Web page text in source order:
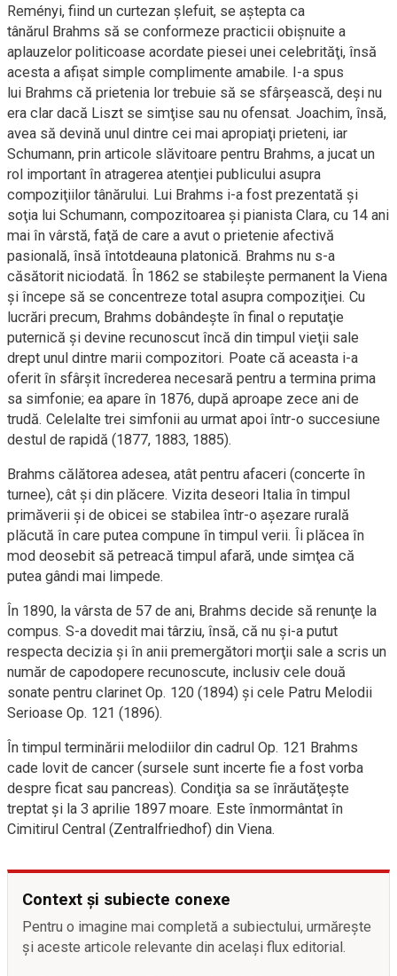
Reményi, fiind un curtezan şlefuit, se aştepta ca
tânărul Brahms să se conformeze practicii obişnuite a
aplauzelor politicoase acordate piesei unei celebrităţi, însă
acesta a afişat simple complimente amabile. I-a spus
lui Brahms că prietenia lor trebuie să se sfârşească, deşi nu
era clar dacă Liszt se simţise sau nu ofensat. Joachim, însă,
avea să devină unul dintre cei mai apropiaţi prieteni, iar
Schumann, prin articole slăvitoare pentru Brahms, a jucat un
rol important în atragerea atenţiei publicului asupra
compoziţiilor tânărului. Lui Brahms i-a fost prezentată şi
soţia lui Schumann, compozitoarea şi pianista Clara, cu 14 ani
mai în vârstă, faţă de care a avut o prietenie afectivă
pasională, însă întotdeauna platonică. Brahms nu s-a
căsătorit niciodată. În 1862 se stabileşte permanent la Viena
şi începe să se concentreze total asupra compoziţiei. Cu
lucrări precum, Brahms dobândeşte în final o reputaţie
puternică şi devine recunoscut încă din timpul vieţii sale
drept unul dintre marii compozitori. Poate că aceasta i-a
oferit în sfârşit încrederea necesară pentru a termina prima
sa simfonie; ea apare în 1876, după aproape zece ani de
trudă. Celelalte trei simfonii au urmat apoi într-o succesiune
destul de rapidă (1877, 1883, 1885).
Brahms călătorea adesea, atât pentru afaceri (concerte în
turnee), cât şi din plăcere. Vizita deseori Italia în timpul
primăverii şi de obicei se stabilea într-o aşezare rurală
plăcută în care putea compune în timpul verii. Îi plăcea în
mod deosebit să petreacă timpul afară, unde simţea că
putea gândi mai limpede.
În 1890, la vârsta de 57 de ani, Brahms decide să renunţe la
compus. S-a dovedit mai târziu, însă, că nu şi-a putut
respecta decizia şi în anii premergători morţii sale a scris un
număr de capodopere recunoscute, inclusiv cele două
sonate pentru clarinet Op. 120 (1894) şi cele Patru Melodii
Serioase Op. 121 (1896).
În timpul terminării melodiilor din cadrul Op. 121 Brahms
cade lovit de cancer (sursele sunt incerte fie a fost vorba
despre ficat sau pancreas). Condiţia sa se înrăutăţeşte
treptat şi la 3 aprilie 1897 moare. Este înmormântat în
Cimitirul Central (Zentralfriedhof) din Viena.
Context și subiecte conexe
Pentru o imagine mai completă a subiectului, urmărește
și aceste articole relevante din același flux editorial.